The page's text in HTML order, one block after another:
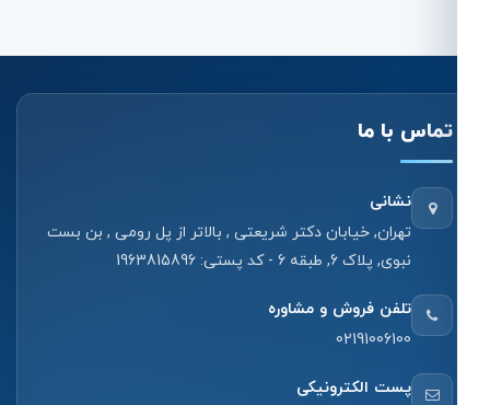
تماس با ما
نشانی
تهران, خیابان دکتر شریعتی , بالاتر از پل رومی , بن بست
نبوی, پلاک 6, طبقه 6 - کد پستی: 1963815896
تلفن فروش و مشاوره
02191006100
پست الکترونیکی